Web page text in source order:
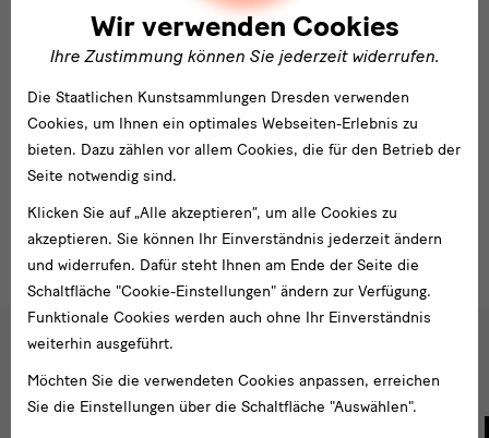
Renaissance
in der Restaurierungswerkstatt besucht. Heute steht die
sogenannte Mond-Anzeige im Mittelpunkt. Im letzten Jahr hat
Herr Hasselmeyer das Werk, das die Mondbewegung am Himmel
genau nachbildet, auseinander genommen. Dabei wurden die
Einzelteile sorgfältigst untersucht, behutsam gereinigt und
schließlich mit einer Wachsschicht versehen. Nach Monaten
mühevoller Arbeit liegen hier die Teile. Das Bild zeigt allerdings
für das Werk der Mond-Anzeige!
Impressionen
Wir verwenden Cookies
Ihre Zustimmung können Sie jederzeit widerrufen.
Die Staatlichen Kunstsammlungen Dresden verwenden
Cookies, um Ihnen ein optimales Webseiten-Erlebnis zu
bieten. Dazu zählen vor allem Cookies, die für den Betrieb der
Seite notwendig sind.
Klicken Sie auf „Alle akzeptieren“, um alle Cookies zu
akzeptieren. Sie können Ihr Einverständnis jederzeit ändern
und widerrufen. Dafür steht Ihnen am Ende der Seite die
Schaltfläche "Cookie-Einstellungen" ändern zur Verfügung.
Funktionale Cookies werden auch ohne Ihr Einverständnis
weiterhin ausgeführt.
Möchten Sie die verwendeten Cookies anpassen, erreichen
Sie die Einstellungen über die Schaltfläche "Auswählen".